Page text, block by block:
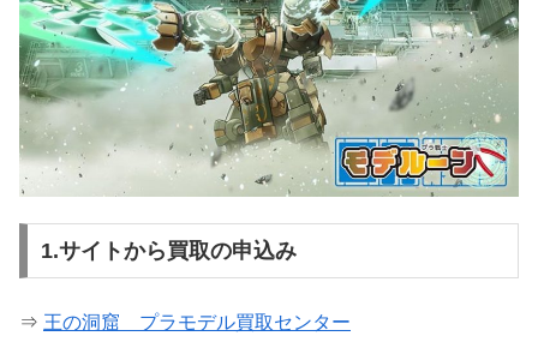
1.サイトから買取の申込み
⇒ 王の洞窟 プラモデル買取センター